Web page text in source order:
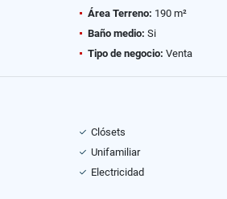
Área Terreno: 190 m²
Baño medio: Si
Tipo de negocio: Venta
Clósets
Unifamiliar
Electricidad